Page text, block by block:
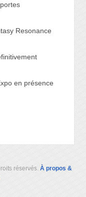
Resonance
en présence
réservés.À propos &